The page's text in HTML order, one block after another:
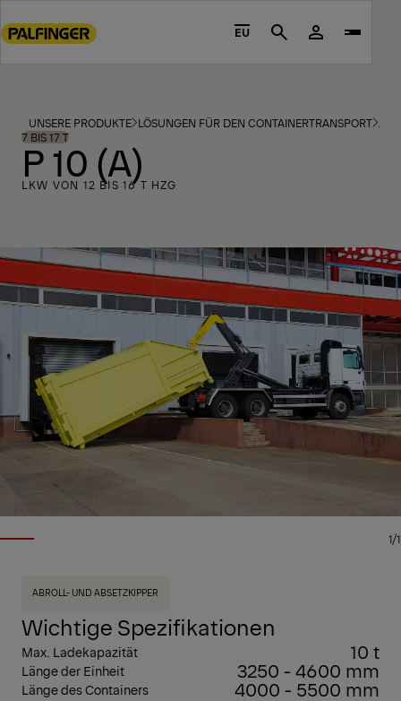
to
footer
content
EU Search
UNSERE PRODUKTE LÖSUNGEN FÜR DEN CONTAINERTRANSPORT
7 BIS 17 T
P 10 (A)
LKW VON 12 BIS 16 T HZG
1/1
ABROLL- UND ABSETZKIPPER
Wichtige Spezifikationen
Max. Ladekapazität 10 t
Länge der Einheit 3250 - 4600 mm
Länge des Containers 4000 - 5500 mm